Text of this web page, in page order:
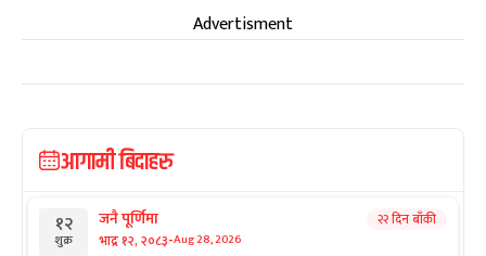
Advertisment
आगामी बिदाहरु
१२
शुक्र
जनै पूर्णिमा
भाद्र १२, २०८३-Aug 28, 2026
२२ दिन बाँकी